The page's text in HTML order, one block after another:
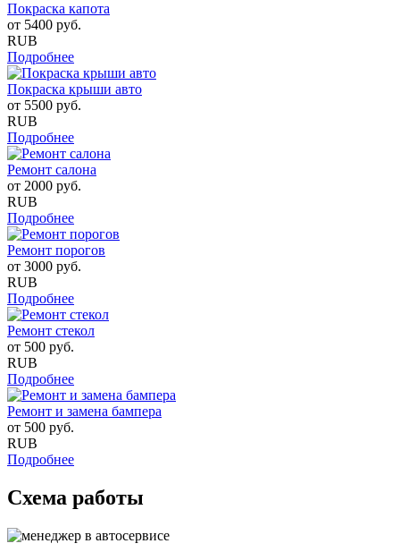
Покраска капота
от 5400 руб.
RUB
Подробнее
Покраска крыши авто
от 5500 руб.
RUB
Подробнее
Ремонт салона
от 2000 руб.
RUB
Подробнее
Ремонт порогов
от 3000 руб.
RUB
Подробнее
Ремонт стекол
от 500 руб.
RUB
Подробнее
Ремонт и замена бампера
от 500 руб.
RUB
Подробнее
Схема работы